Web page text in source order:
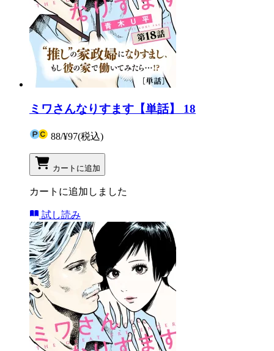
ミワさんなりすます【単話】 18
88/¥97(税込)
カートに追加
カートに追加しました
試し読み